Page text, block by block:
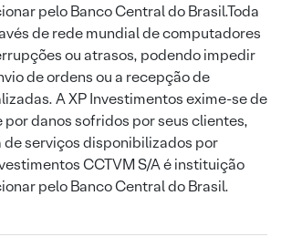
pelo Banco Central do Brasil.Toda
de rede mundial de computadores
ou atrasos, podendo impedir
de ordens ou a recepção de
A XP Investimentos exime-se de
danos sofridos por seus clientes,
de serviços disponibilizados por
CCTVM S/A é instituição
pelo Banco Central do Brasil.